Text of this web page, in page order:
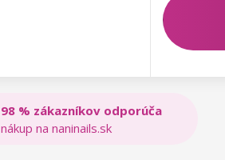
98 % zákazníkov odporúča
nákup na naninails.sk